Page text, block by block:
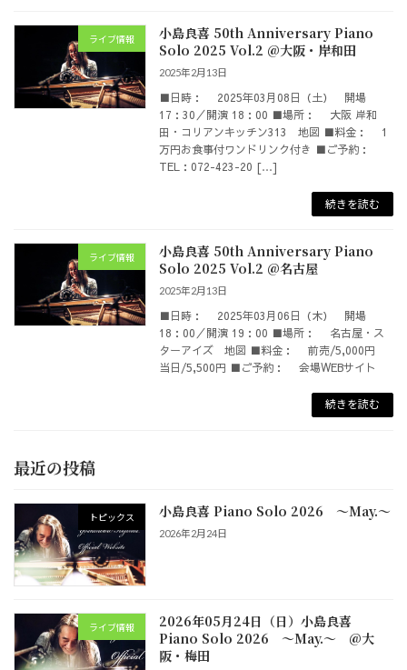
ライブ情報
小島良喜 50th Anniversary Piano
Solo 2025 Vol.2 @大阪・岸和田
2025年2月13日
■日時： 2025年03月08日（土） 開場
17：30／開演 18：00 ■場所： 大阪 岸和
田・コリアンキッチン313 地図 ■料金： 1
万円お食事付ワンドリンク付き ■ご予約：
TEL：072-423-20 […]
続きを読む
ライブ情報
小島良喜 50th Anniversary Piano
Solo 2025 Vol.2 @名古屋
2025年2月13日
■日時： 2025年03月06日（木） 開場
18：00／開演 19：00 ■場所： 名古屋・ス
ターアイズ 地図 ■料金： 前売/5,000円
当日/5,500円 ■ご予約： 会場WEBサイト
続きを読む
最近の投稿
トピックス 小島良喜 Piano Solo 2026 ～May.～
2026年2月24日
ライブ情報
2026年05月24日（日）小島良喜
Piano Solo 2026 ～May.～ @大
阪・梅田